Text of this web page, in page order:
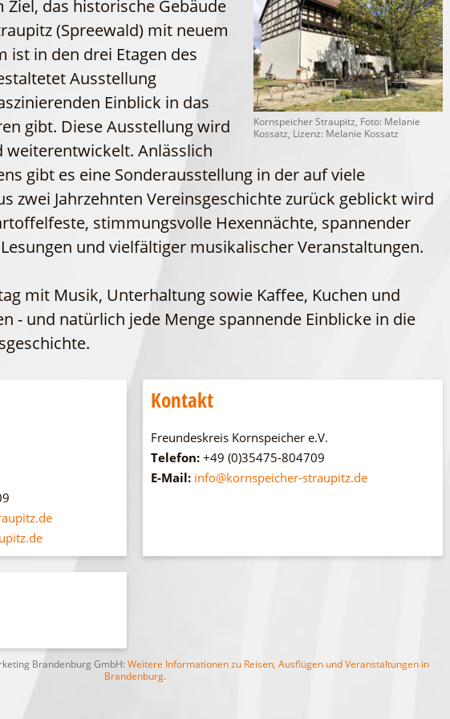
WFG
Kornspeicher Straupitz, Foto: Melanie
Kossatz, Lizenz: Melanie Kossatz
Ziel, das historische Gebäude
(Spreewald) mit neuem
ist in den drei Etagen des
Ausstellung
Einblick in das
gibt. Diese Ausstellung wird
weiterentwickelt. Anlässlich
gibt es eine Sonderausstellung in der auf viele
zwei Jahrzehnten Vereinsgeschichte zurück geblickt wird
stimmungsvolle Hexennächte, spannender
und vielfältiger musikalischer Veranstaltungen.
mit Musik, Unterhaltung sowie Kaffee, Kuchen und
- und natürlich jede Menge spannende Einblicke in die
Kontakt
Freundeskreis Kornspeicher e.V.
Telefon: +49 (0)35475-804709
E-Mail: info@kornspeicher-straupitz.de
Brandenburg GmbH: Weitere Informationen zu Reisen, Ausflügen und Veranstaltungen in
Brandenburg.